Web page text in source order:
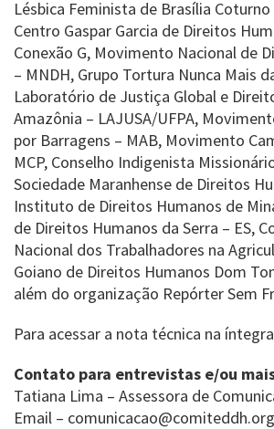
Lésbica Feminista de Brasília Coturno
Centro Gaspar Garcia de Direitos
Conexão G, Movimento Nacional de
– MNDH, Grupo Tortura Nunca Mais
Laboratório de Justiça Global e
Amazônia – LAJUSA/UFPA,
por Barragens – MAB, Movimento
MCP, Conselho Indigenista
Sociedade Maranhense de Direitos
Instituto de Direitos Humanos de
de Direitos Humanos da Serra – ES,
Nacional dos Trabalhadores na
Goiano de Direitos Humanos Dom
além do organização Repórter Sem
Para acessar a nota técnica na
Contato para entrevistas e/ou
Tatiana Lima – Assessora de
Email –